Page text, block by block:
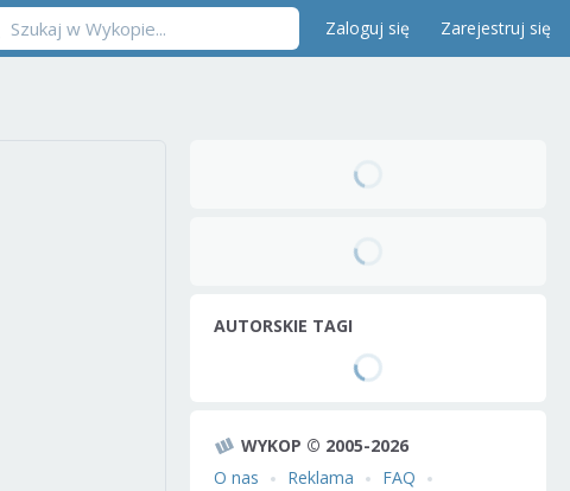
Zaloguj się Zarejestruj się
AUTORSKIE TAGI
WYKOP © 2005-2026
O nas
Reklama
FAQ